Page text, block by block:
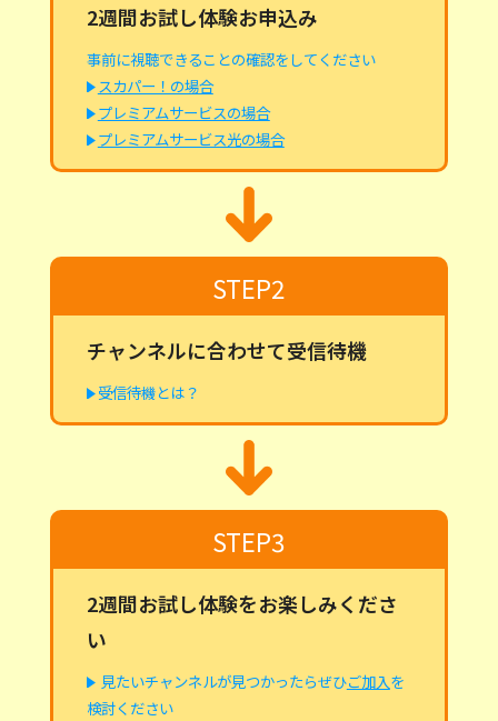
2週間お試し体験お申込み
事前に視聴できることの確認をしてください
スカパー！の場合
プレミアムサービスの場合
プレミアムサービス光の場合
STEP2
チャンネルに合わせて受信待機
受信待機とは？
STEP3
2週間お試し体験をお楽しみくださ
い
見たいチャンネルが見つかったらぜひご加入を
検討ください